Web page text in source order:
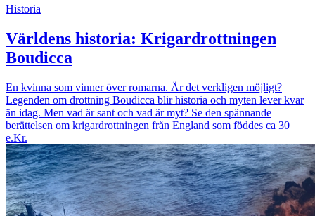
Historia
Världens historia: Krigardrottningen
Boudicca
En kvinna som vinner över romarna. Är det verkligen möjligt?
Legenden om drottning Boudicca blir historia och myten lever kvar
än idag. Men vad är sant och vad är myt? Se den spännande
berättelsen om krigardrottningen från England som föddes ca 30
e.Kr.